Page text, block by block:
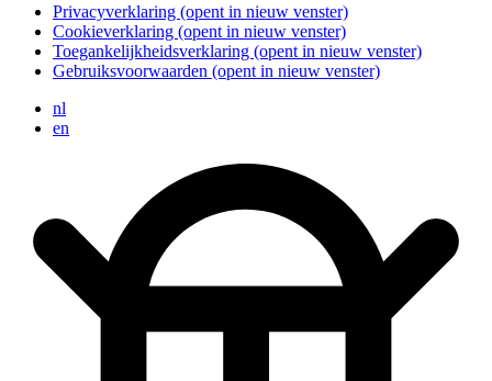
Privacyverklaring (opent in nieuw venster)
Cookieverklaring (opent in nieuw venster)
Toegankelijkheidsverklaring (opent in nieuw venster)
Gebruiksvoorwaarden (opent in nieuw venster)
nl
en